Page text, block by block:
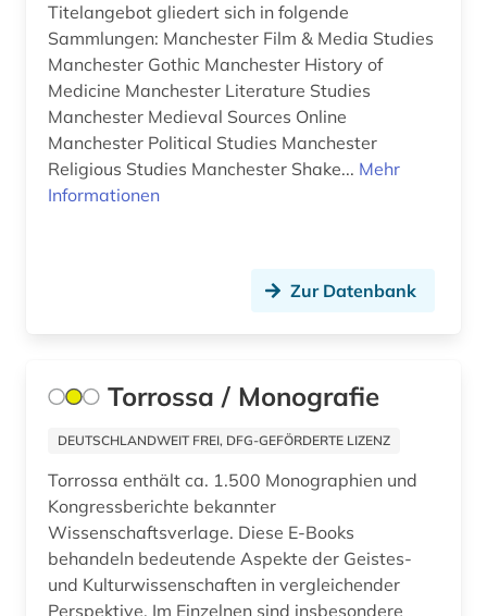
Titelangebot gliedert sich in folgende
Sammlungen: Manchester Film & Media Studies
Manchester Gothic Manchester History of
Medicine Manchester Literature Studies
Manchester Medieval Sources Online
Manchester Political Studies Manchester
Religious Studies Manchester Shake... Mehr
Informationen
Zur Datenbank
Torrossa / Monografie
DEUTSCHLANDWEIT FREI, DFG-GEFÖRDERTE LIZENZ
Torrossa enthält ca. 1.500 Monographien und
Kongressberichte bekannter
Wissenschaftsverlage. Diese E-Books
behandeln bedeutende Aspekte der Geistes-
und Kulturwissenschaften in vergleichender
Perspektive. Im Einzelnen sind insbesondere